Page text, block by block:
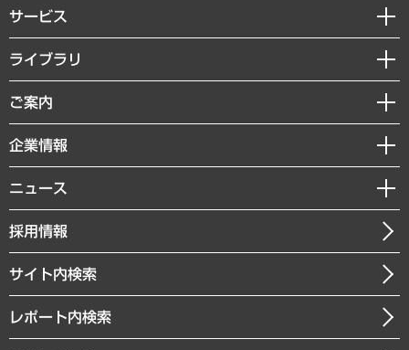
サービス
経営戦略
組織・人事戦略
デジタルイノベーション
共生・ダイバーシティ
GRC（ガバナンス・リスク・コンプライアンス）・防災（政策）
経済・産業・雇用・労働
まちづくり・観光・交通・スポーツ・スマートシティ
自然資源・農林水産業・食料システム
ライブラリ
経済調査
レポート
コラム
経営用語集
受託・受注実績（官公庁関連）
メディア掲載・出演
ご案内
セミナー・イベント情報
MUFGビジネスセミナー
受託案件情報
企業情報
私たちの想い
社長メッセージ
会社概要
沿革
組織図・本部部室紹介
ニュース
ニュースリリース
お知らせ
採用情報
サイト内検索
レポート内検索